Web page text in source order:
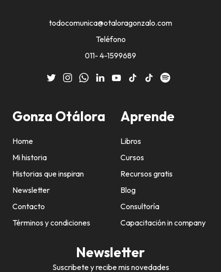
todocomunica@otaloragonzalo.com
Teléfono
011- 4-1599689
Gonza Otálora
Home
Mi historia
Historias que inspiran
Newsletter
Contacto
Términos y condiciones
Aprende
Libros
Cursos
Recursos gratis
Blog
Consultoría
Capacitación in company
Newsletter
Suscribete y recibe mis novedades